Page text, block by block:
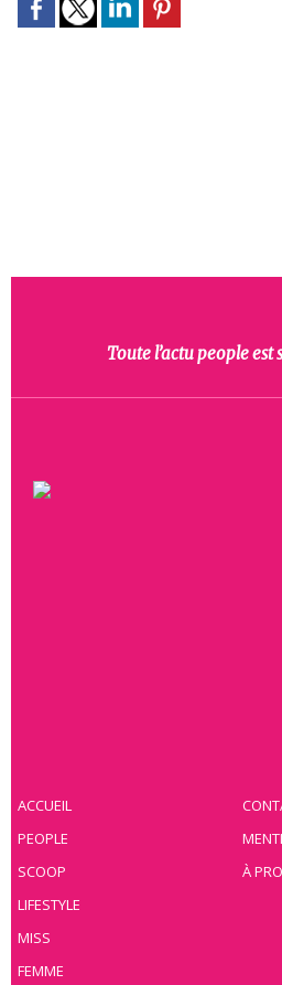
Toute l’actu people est
ACCUEIL
PEOPLE
SCOOP
LIFESTYLE
MISS
FEMME
À